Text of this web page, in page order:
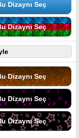
Dizaynı Seç
Dizaynı Seç
Dizaynı Seç
Dizaynı Seç
Dizaynı Seç